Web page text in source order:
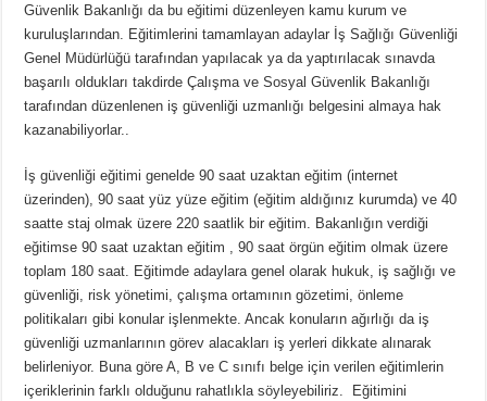
Güvenlik Bakanlığı da bu eğitimi düzenleyen kamu kurum ve
kuruluşlarından. Eğitimlerini tamamlayan adaylar İş Sağlığı Güvenliği
Genel Müdürlüğü tarafından yapılacak ya da yaptırılacak sınavda
başarılı oldukları takdirde Çalışma ve Sosyal Güvenlik Bakanlığı
tarafından düzenlenen iş güvenliği uzmanlığı belgesini almaya hak
kazanabiliyorlar..
İş güvenliği eğitimi genelde 90 saat uzaktan eğitim (internet
üzerinden), 90 saat yüz yüze eğitim (eğitim aldığınız kurumda) ve 40
saatte staj olmak üzere 220 saatlik bir eğitim. Bakanlığın verdiği
eğitimse 90 saat uzaktan eğitim , 90 saat örgün eğitim olmak üzere
toplam 180 saat. Eğitimde adaylara genel olarak hukuk, iş sağlığı ve
güvenliği, risk yönetimi, çalışma ortamının gözetimi, önleme
politikaları gibi konular işlenmekte. Ancak konuların ağırlığı da iş
güvenliği uzmanlarının görev alacakları iş yerleri dikkate alınarak
belirleniyor. Buna göre A, B ve C sınıfı belge için verilen eğitimlerin
içeriklerinin farklı olduğunu rahatlıkla söyleyebiliriz. Eğitimini